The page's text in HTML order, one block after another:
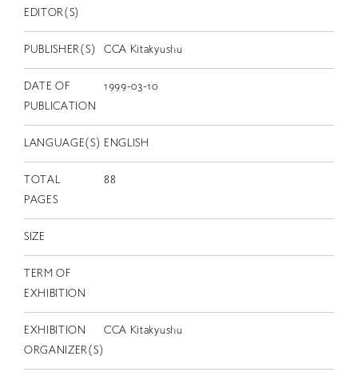
EDITOR(S)
PUBLISHER(S) CCA Kitakyushu
DATE OF
PUBLICATION
1999-03-10
LANGUAGE(S) ENGLISH
TOTAL
PAGES
88
SIZE
TERM OF
EXHIBITION
EXHIBITION
ORGANIZER(S)
CCA Kitakyushu